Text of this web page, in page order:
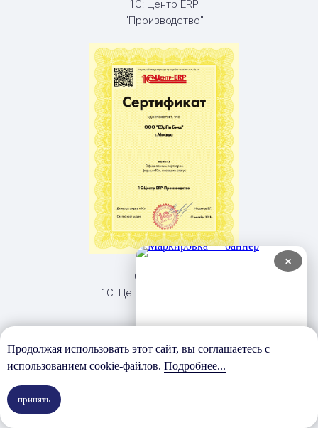
1С: Центр ERP
"Производство"
Сертификат
1С: Центр ERP "Сельское
Продолжая использовать этот сайт, вы соглашаетесь с
использованием cookie-файлов. Подробнее...
принять
×